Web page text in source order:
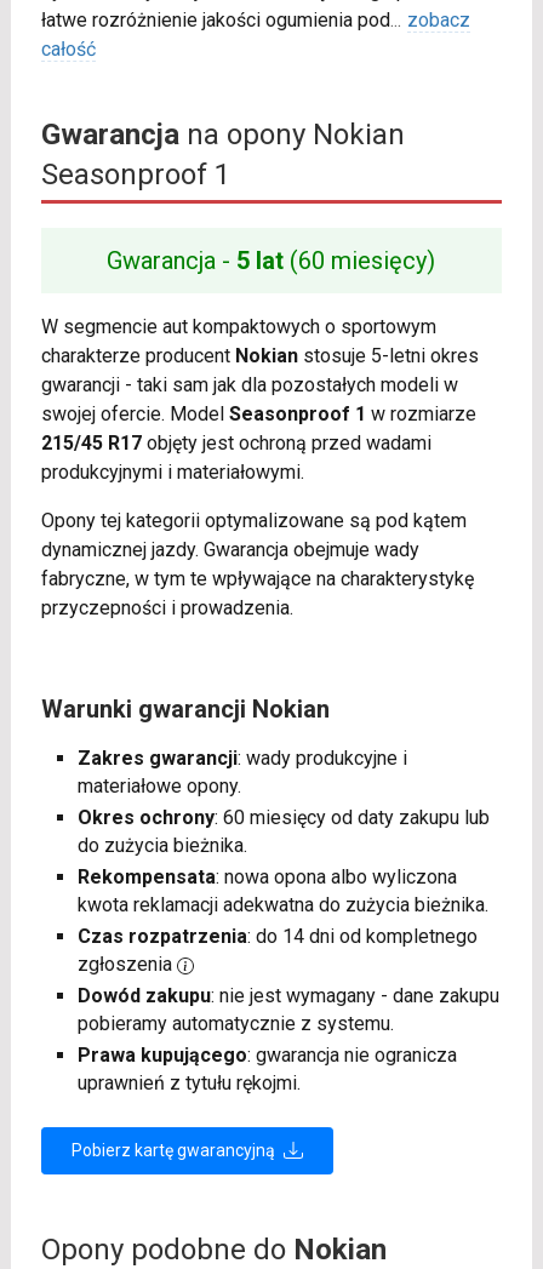
łatwe rozróżnienie jakości ogumienia pod... zobacz
całość
Gwarancjana opony Nokian
Seasonproof 1
Gwarancja - 5 lat (60 miesięcy)
W segmencie aut kompaktowych o sportowym
charakterze producent Nokianstosuje 5-letni okres
gwarancji - taki sam jak dla pozostałych modeli w
swojej ofercie. Model Seasonproof 1 w rozmiarze
215/45 R17objęty jest ochroną przed wadami
produkcyjnymi i materiałowymi.
Opony tej kategorii optymalizowane są pod kątem
dynamicznej jazdy. Gwarancja obejmuje wady
fabryczne, w tym te wpływające na charakterystykę
przyczepności i prowadzenia.
Warunki gwarancji Nokian
Zakres gwarancji: wady produkcyjne i
materiałowe opony.
Okres ochrony: 60 miesięcy od daty zakupu lub
do zużycia bieżnika.
Rekompensata: nowa opona albo wyliczona
kwota reklamacji adekwatna do zużycia bieżnika.
Czas rozpatrzenia: do 14 dni od kompletnego
zgłoszenia
Dowód zakupu: nie jest wymagany - dane zakupu
pobieramy automatycznie z systemu.
Prawa kupującego: gwarancja nie ogranicza
uprawnień z tytułu rękojmi.
Pobierz kartę gwarancyjną
Opony podobne do Nokian